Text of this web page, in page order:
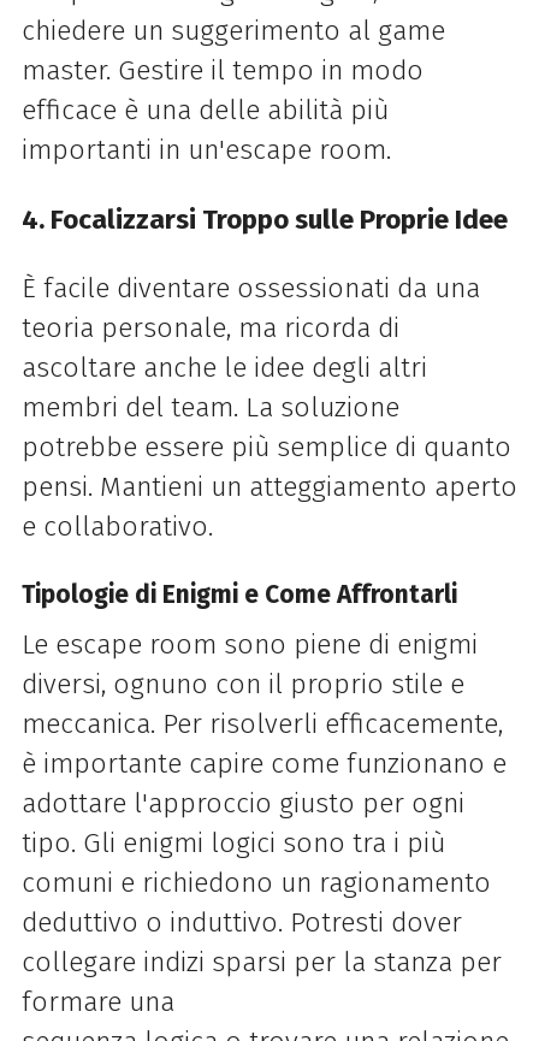
chiedere un suggerimento al game
master. Gestire il tempo in modo
efficace è una delle abilità più
importanti in un'escape room.
4. Focalizzarsi Troppo sulle Proprie Idee
È facile diventare ossessionati da una
teoria personale, ma ricorda di
ascoltare anche le idee degli altri
membri del team. La soluzione
potrebbe essere più semplice di quanto
pensi. Mantieni un atteggiamento aperto
e collaborativo.
Tipologie di Enigmi e Come Affrontarli
Le escape room sono piene di enigmi
diversi, ognuno con il proprio stile e
meccanica. Per risolverli efficacemente,
è importante capire come funzionano e
adottare l'approccio giusto per ogni
tipo. Gli enigmi logici sono tra i più
comuni e richiedono un ragionamento
deduttivo o induttivo. Potresti dover
collegare indizi sparsi per la stanza per
formare una